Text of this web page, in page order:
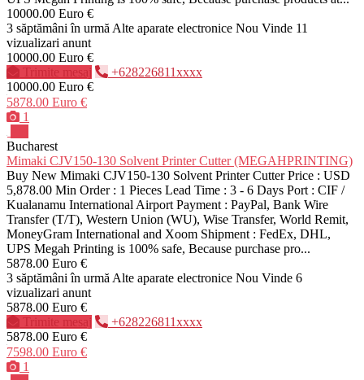
10000.00 Euro €
3 săptămâni în urmă Alte aparate electronice Nou Vinde 11
vizualizari anunt
10000.00 Euro €
Trimite mesaj
+628226811xxxx
10000.00 Euro €
5878.00 Euro €
1
Bucharest
Mimaki CJV150-130 Solvent Printer Cutter (MEGAHPRINTING)
Buy New Mimaki CJV150-130 Solvent Printer Cutter Price : USD
5,878.00 Min Order : 1 Pieces Lead Time : 3 - 6 Days Port : CIF /
Kualanamu International Airport Payment : PayPal, Bank Wire
Transfer (T/T), Western Union (WU), Wise Transfer, World Remit,
MoneyGram International and Xoom Shipment : FedEx, DHL,
UPS Megah Printing is 100% safe, Because purchase pro...
5878.00 Euro €
3 săptămâni în urmă Alte aparate electronice Nou Vinde 6
vizualizari anunt
5878.00 Euro €
Trimite mesaj
+628226811xxxx
5878.00 Euro €
7598.00 Euro €
1